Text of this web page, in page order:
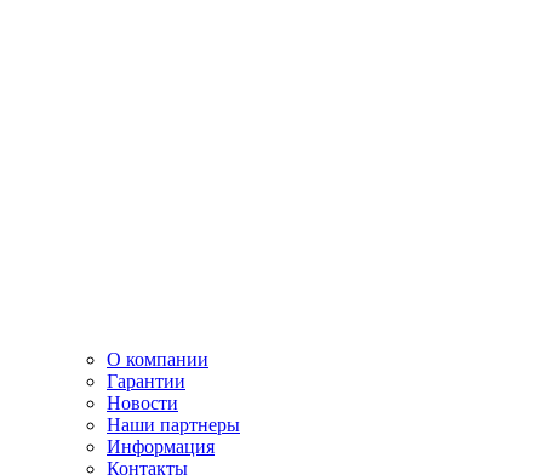
О компании
Гарантии
Новости
Наши партнеры
Информация
Контакты